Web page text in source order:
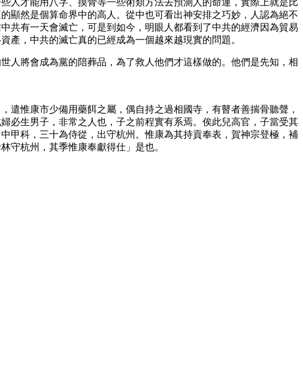
顯然是個算命界中的高人。從中也可看出神安排之巧妙，人認為絕不
共有一天會滅亡，可是到如今，明眼人都看到了中共的經濟因為貿易
產，中共的滅亡真的已經成為一個越來越現實的問題。
人將會成為黨的陪葬品，為了救人他們才這樣做的。他們是先知，相
惟康市少備用藥餌之屬，偶自持之過相國寺，有瞽者善揣骨聽聲，
必生男子，非常之人也，子之前程實有系焉。俟此兒高官，子當受其
甲科，三十為侍從，出守杭州。惟康為其持貢奉表，賀神宗登極，補
守杭州，其季惟康奉獻得仕」是也。